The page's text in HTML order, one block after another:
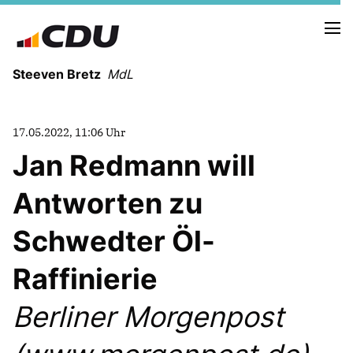
Steeven Bretz MdL
VITA
WAHLKREISBESUCHE
PRESSEFOTOS
MEIN BÜRGERBÜRO
MEIN WAHLKREIS
ZIELE
17.05.2022, 11:06 Uhr
Jan Redmann will
Antworten zu
Schwedter Öl-
Raffinierie
Berliner Morgenpost